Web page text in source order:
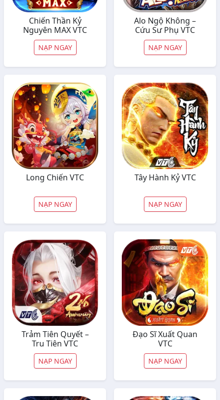
Chiến Thần Kỷ
Nguyên MAX VTC
NẠP NGAY
Alo Ngộ Không –
Cứu Sư Phụ VTC
NẠP NGAY
Long Chiến VTC
NẠP NGAY
Tây Hành Kỷ VTC
NẠP NGAY
Trảm Tiên Quyết –
Tru Tiên VTC
NẠP NGAY
Đạo Sĩ Xuất Quan
VTC
NẠP NGAY